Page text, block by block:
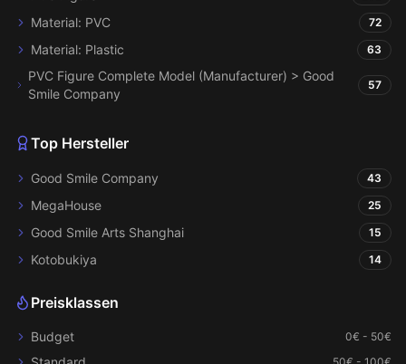
Material: PVC 72
Material: Plastic 63
PVC Figure Complete Model (Manufacturer) > Good
Smile Company
57
Top Hersteller
Good Smile Company 43
MegaHouse 25
Good Smile Arts Shanghai 15
Kotobukiya 14
Preisklassen
Budget 0€ - 50€